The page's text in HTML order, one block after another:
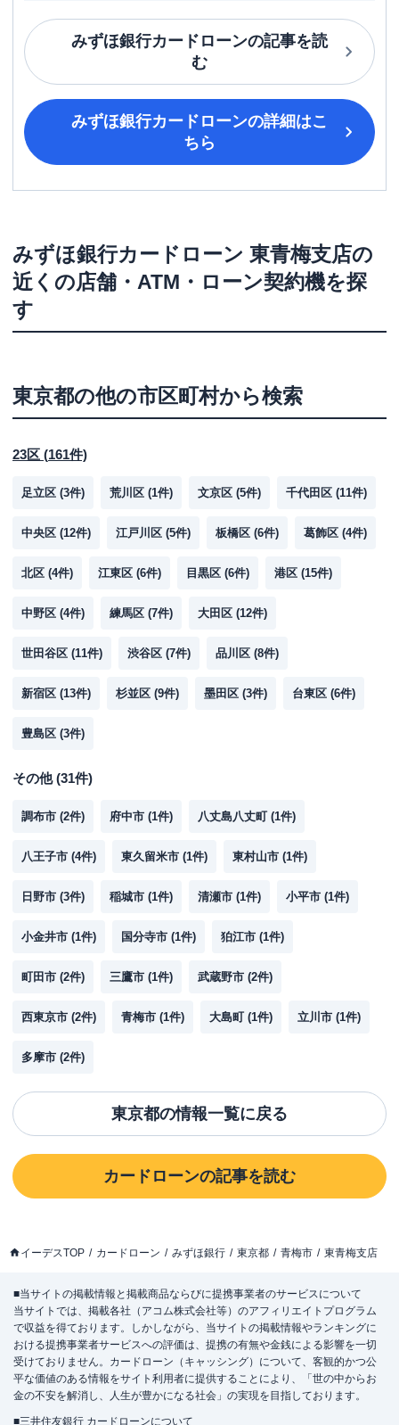
みずほ銀行カードローンの記事を読
む
みずほ銀行カードローンの詳細はこ
ちら
みずほ銀行カードローン 東青梅支店の
近くの店舗・ATM・ローン契約機を探
す
東京都の他の市区町村から検索
23区 (161件)
足立区 (3件) 荒川区 (1件) 文京区 (5件) 千代田区 (11件)
中央区 (12件) 江戸川区 (5件) 板橋区 (6件) 葛飾区 (4件)
北区 (4件) 江東区 (6件) 目黒区 (6件) 港区 (15件)
中野区 (4件) 練馬区 (7件) 大田区 (12件)
世田谷区 (11件) 渋谷区 (7件) 品川区 (8件)
新宿区 (13件) 杉並区 (9件) 墨田区 (3件) 台東区 (6件)
豊島区 (3件)
その他(31件)
調布市 (2件) 府中市 (1件) 八丈島八丈町 (1件)
八王子市 (4件) 東久留米市 (1件) 東村山市 (1件)
日野市 (3件) 稲城市 (1件) 清瀬市 (1件) 小平市 (1件)
小金井市 (1件) 国分寺市 (1件) 狛江市 (1件)
町田市 (2件) 三鷹市 (1件) 武蔵野市 (2件)
西東京市 (2件) 青梅市 (1件) 大島町 (1件) 立川市 (1件)
多摩市 (2件)
東京都の情報一覧に戻る
カードローンの記事を読む
イーデスTOP カードローン みずほ銀行 東京都 青梅市 東青梅支店
■当サイトの掲載情報と掲載商品ならびに提携事業者のサービスについて
当サイトでは、掲載各社（アコム株式会社等）のアフィリエイトプログラム
で収益を得ております。しかしながら、当サイトの掲載情報やランキングに
おける提携事業者サービスへの評価は、提携の有無や金銭による影響を一切
受けておりません。カードローン（キャッシング）について、客観的かつ公
平な価値のある情報をサイト利用者に提供することにより、「世の中からお
金の不安を解消し、人生が豊かになる社会」の実現を目指しております。
■三井住友銀行 カードローンについて